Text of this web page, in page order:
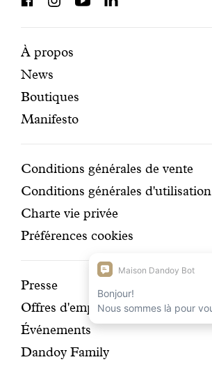
Pages
mises
en
avant
Navigation
secondaire
À propos
News
Boutiques
Manifesto
Conditions
Conditions générales de vente
Conditions générales d'utilisation
Charte vie privée
Préférences cookies
Découvrir
notre
histoire
Presse
Offres d'emplois
Événements
Dandoy Family